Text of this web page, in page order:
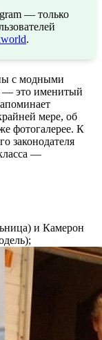
— только
.
с модными
— это именитый
мере, об
фотогалерее. К
законодателя
—
и Камерон